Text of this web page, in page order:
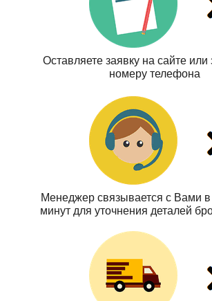
Оставляете заявку на сайте или
номеру телефона
Менеджер связывается с Вами в
минут для уточнения деталей